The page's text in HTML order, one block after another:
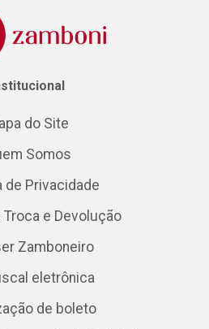
do Site
Somos
de Privacidade
e Devolução
Zamboneiro
eletrônica
de boleto